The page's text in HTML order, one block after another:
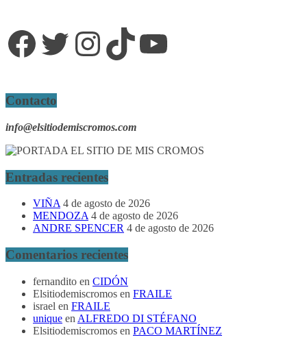
Facebook
Twitter
Instagram
TikTok
YouTube
Contacto
info@elsitiodemiscromos.com
Entradas recientes
VIÑA 4 de agosto de 2026
MENDOZA 4 de agosto de 2026
ANDRE SPENCER 4 de agosto de 2026
Comentarios recientes
fernandito en CIDÓN
Elsitiodemiscromos en FRAILE
israel en FRAILE
unique en ALFREDO DI STÉFANO
Elsitiodemiscromos en PACO MARTÍNEZ